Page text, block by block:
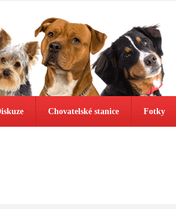
Chovatelské stanice Fotky